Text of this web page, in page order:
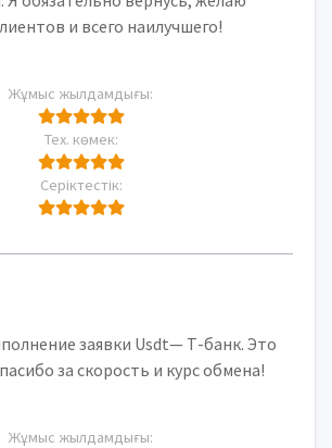
и всего наилучшего!
Жұмыс жылдамдығы:
Тех. көмек:
Серіктестік:
заявки Usdt— Т-банк. Это
за скорость и курс обмена!
Жұмыс жылдамдығы: